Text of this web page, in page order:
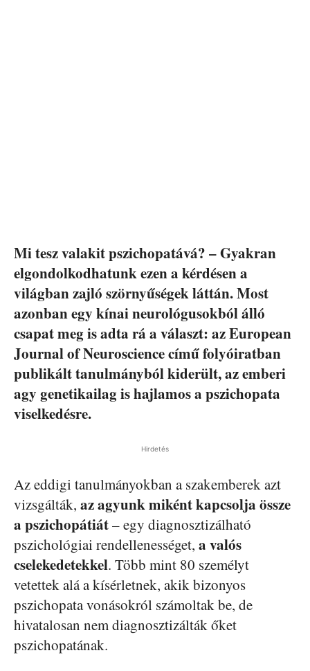
Mi tesz valakit pszichopatává? – Gyakran
elgondolkodhatunk ezen a kérdésen a
világban zajló szörnyűségek láttán. Most
azonban egy kínai neurológusokból álló
csapat meg is adta rá a választ: az European
Journal of Neuroscience című folyóiratban
publikált tanulmányból kiderült, az emberi
agy genetikailag is hajlamos a pszichopata
viselkedésre.
Hirdetés
Az eddigi tanulmányokban a szakemberek azt
vizsgálták, az agyunk miként kapcsolja össze
a pszichopátiát– egy diagnosztizálható
pszichológiai rendellenességet, a valós
cselekedetekkel. Több mint 80 személyt
vetettek alá a kísérletnek, akik bizonyos
pszichopata vonásokról számoltak be, de
hivatalosan nem diagnosztizálták őket
pszichopatának.